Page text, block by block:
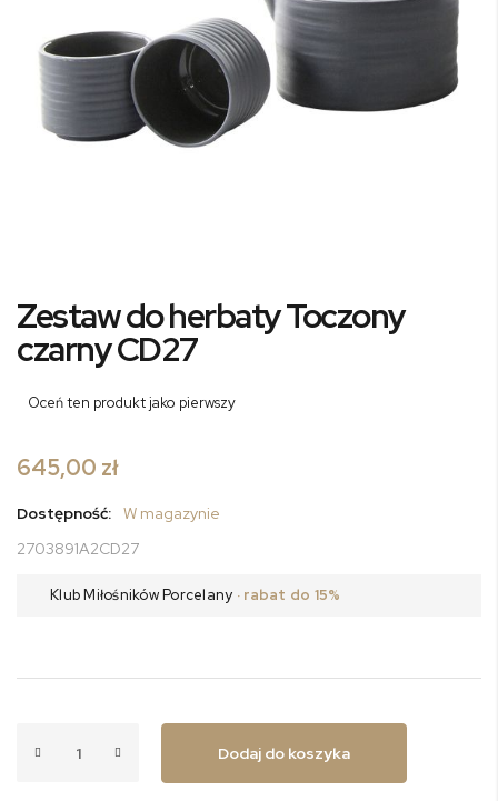
na
galerii
Zestaw do herbaty Toczony
czarny CD27
Oceń ten produkt jako pierwszy
645,00 zł
Dostępność:
W magazynie
2703891A2CD27
Klub Miłośników Porcelany · rabat do 15%
Dodaj do koszyka